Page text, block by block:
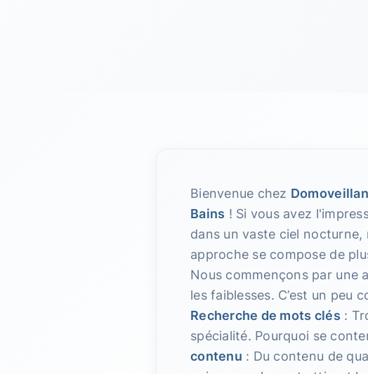
Bienvenue chez
Bains ! Si vous avez
dans un vaste ciel
approche se compose de
Nous commençons par une
les faiblesses. C’est un peu
Recherche de mots clés :
spécialité. Pourquoi se
contenu : Du contenu de